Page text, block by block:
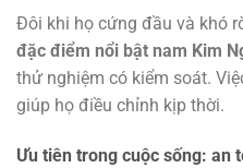
Đôi khi họ cứng đầu và khó
đặc điểm nổi bật nam Kim
thử nghiệm có kiểm soát.
giúp họ điều chỉnh kịp thời.
Ưu tiên trong cuộc sống: an